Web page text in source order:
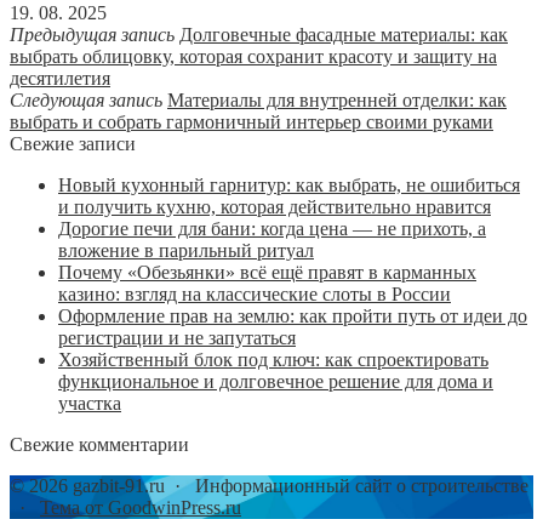
19. 08. 2025
Предыдущая запись Долговечные фасадные материалы: как
выбрать облицовку, которая сохранит красоту и защиту на
десятилетия
Следующая запись Материалы для внутренней отделки: как
выбрать и собрать гармоничный интерьер своими руками
Свежие записи
Новый кухонный гарнитур: как выбрать, не ошибиться
и получить кухню, которая действительно нравится
Дорогие печи для бани: когда цена — не прихоть, а
вложение в парильный ритуал
Почему «Обезьянки» всё ещё правят в карманных
казино: взгляд на классические слоты в России
Оформление прав на землю: как пройти путь от идеи до
регистрации и не запутаться
Хозяйственный блок под ключ: как спроектировать
функциональное и долговечное решение для дома и
участка
Свежие комментарии
©2026 gazbit-91.ru ·Информационный сайт о строительстве
· Тема от GoodwinPress.ru